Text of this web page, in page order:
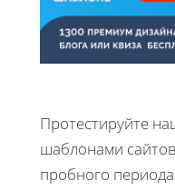
Протестируйте
шаблонами
пробного